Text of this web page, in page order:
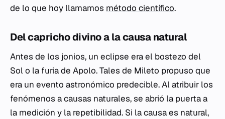
de lo que hoy llamamos método científico.
Del capricho divino a la causa natural
Antes de los jonios, un eclipse era el bostezo del
Sol o la furia de Apolo. Tales de Mileto propuso que
era un evento astronómico predecible. Al atribuir los
fenómenos a causas naturales, se abrió la puerta a
la medición y la repetibilidad. Si la causa es natural,